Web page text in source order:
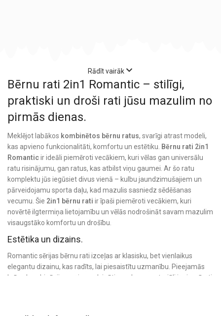
Bērnu rati 2in1 Romantic – stilīgi,
praktiski un droši rati jūsu mazulim no
pirmās dienas.
Meklējot labākos kombinētos bērnu ratus, svarīgi atrast modeli,
kas apvieno funkcionalitāti, komfortu un estētiku. Bērnu rati 2in1
Romanticir ideāli piemēroti vecākiem, kuri vēlas gan universālu
ratu risinājumu, gan ratus, kas atbilst viņu gaumei. Ar šo ratu
komplektu jūs iegūsiet divus vienā – kulbu jaundzimušajiem un
pārveidojamu sporta daļu, kad mazulis sasniedz sēdēšanas
vecumu. Šie 2in1 bērnu rati ir īpaši piemēroti vecākiem, kuri
novērtē ilgtermiņa lietojamību un vēlās nodrošināt savam mazulim
visaugstāko komfortu un drošību.
Estētika un dizains.
Romantic sērijas bērnu rati izceļas ar klasisku, bet vienlaikus
elegantu dizainu, kas radīts, lai piesaistītu uzmanību. Pieejamās
krāsu kombinācijas un izsmalcinātie apdares materiāli ir piemēroti
Rādīt vairāk